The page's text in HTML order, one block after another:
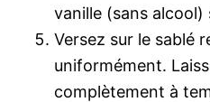
vanille (sans alcool)
Versez sur le sablé
uniformément.
complètement à